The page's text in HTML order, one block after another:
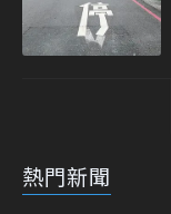
熱門新聞